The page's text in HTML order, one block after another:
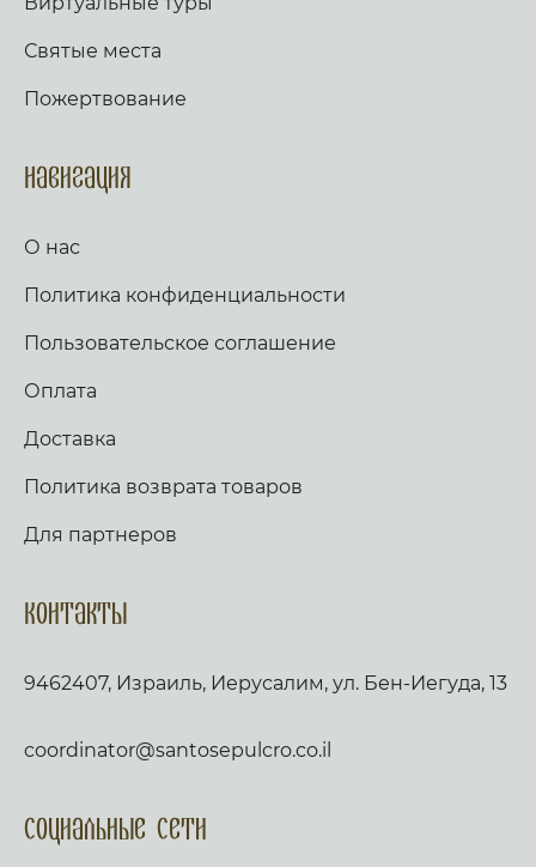
Святые места
Пожертвование
Навигация
О нас
Политика конфиденциальности
Пользовательское соглашение
Оплата
Доставка
Политика возврата товаров
Для партнеров
Контакты
9462407, Израиль, Иерусалим, ул. Бен-Иегуда, 13
coordinator@santosepulcro.co.il
Социальные сети